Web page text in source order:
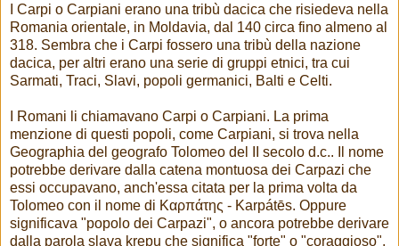
I Carpi o Carpiani erano una tribù dacica che risiedeva nella
Romania orientale, in Moldavia, dal 140 circa fino almeno al
318. Sembra che i Carpi fossero una tribù della nazione
dacica, per altri erano una serie di gruppi etnici, tra cui
Sarmati, Traci, Slavi, popoli germanici, Balti e Celti.
I Romani li chiamavano Carpi o Carpiani. La prima
menzione di questi popoli, come Carpiani, si trova nella
Geographia del geografo Tolomeo del II secolo d.c.. Il nome
potrebbe derivare dalla catena montuosa dei Carpazi che
essi occupavano, anch'essa citata per la prima volta da
Tolomeo con il nome di Καρπάτης - Karpátēs. Oppure
significava "popolo dei Carpazi", o ancora potrebbe derivare
dalla parola slava krepu che significa "forte" o "coraggioso".